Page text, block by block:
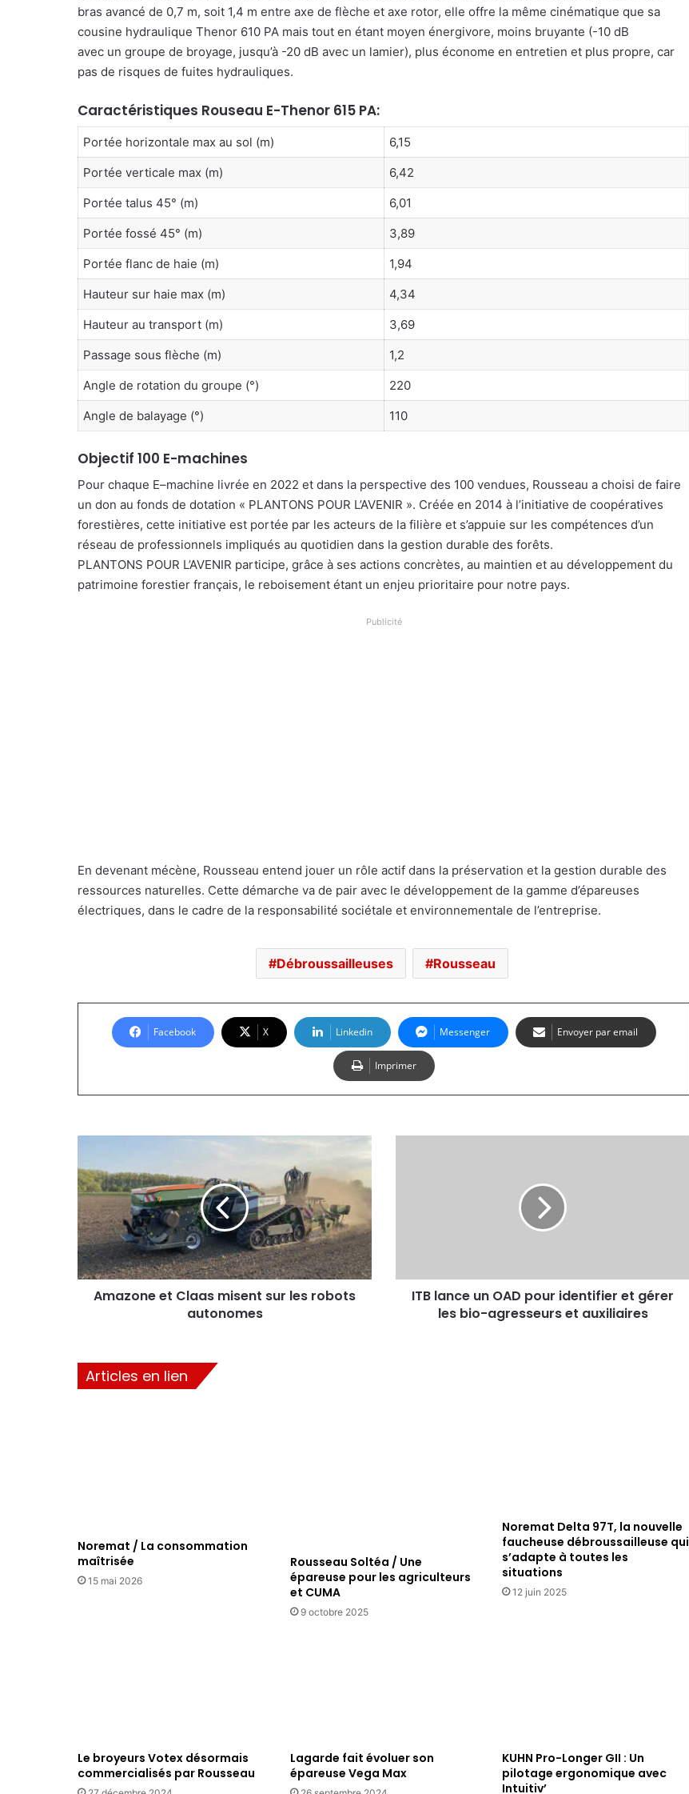
bras avancé de 0,7 m, soit 1,4 m entre axe de flèche et axe rotor, elle offre la même cinématique que sa
cousine hydraulique Thenor 610 PA mais tout en étant moyen énergivore, moins bruyante (-10 dB
avec un groupe de broyage, jusqu’à -20 dB avec un lamier), plus économe en entretien et plus propre, car
pas de risques de fuites hydrauliques.
Caractéristiques Rouseau E-Thenor 615 PA:
Portée horizontale max au sol (m)
6,15
Portée verticale max (m)
6,42
Portée talus 45° (m)
6,01
Portée fossé 45° (m)
3,89
Portée flanc de haie (m)
1,94
Hauteur sur haie max (m)
4,34
Hauteur au transport (m)
3,69
Passage sous flèche (m)
1,2
Angle de rotation du groupe (°)
220
Angle de balayage (°)
110
Objectif 100 E-machines
Pour chaque E–machine livrée en 2022 et dans la perspective des 100 vendues, Rousseau a choisi de faire
un don au fonds de dotation « PLANTONS POUR L’AVENIR ». Créée en 2014 à l’initiative de coopératives
forestières, cette initiative est portée par les acteurs de la filière et s’appuie sur les compétences d’un
réseau de professionnels impliqués au quotidien dans la gestion durable des forêts.
PLANTONS POUR L’AVENIR participe, grâce à ses actions concrètes, au maintien et au développement du
patrimoine forestier français, le reboisement étant un enjeu prioritaire pour notre pays.
Publicité
En devenant mécène, Rousseau entend jouer un rôle actif dans la préservation et la gestion durable des
ressources naturelles. Cette démarche va de pair avec le développement de la gamme d’épareuses
électriques, dans le cadre de la responsabilité sociétale et environnementale de l’entreprise.
Débroussailleuses Rousseau
Facebook X Linkedin Messenger Envoyer par email
Imprimer
Claas
misent
sur
les
robots
autonomes
Amazone et Claas misent sur les robots
autonomes
les
bio-
agresseurs
ITB lance un OAD pour identifier et gérer
les bio-agresseurs et auxiliaires
Articles en lien
Noremat / La consommation
maîtrisée
15 mai 2026
Rousseau Soltéa / Une
épareuse pour les agriculteurs
et CUMA
9 octobre 2025
Noremat Delta 97T, la nouvelle
faucheuse débroussailleuse qui
s’adapte à toutes les
situations
12 juin 2025
Le broyeurs Votex désormais
commercialisés par Rousseau
Lagarde fait évoluer son
épareuse Vega Max
KUHN Pro-Longer GII : Un
pilotage ergonomique avec
Intuitiv’